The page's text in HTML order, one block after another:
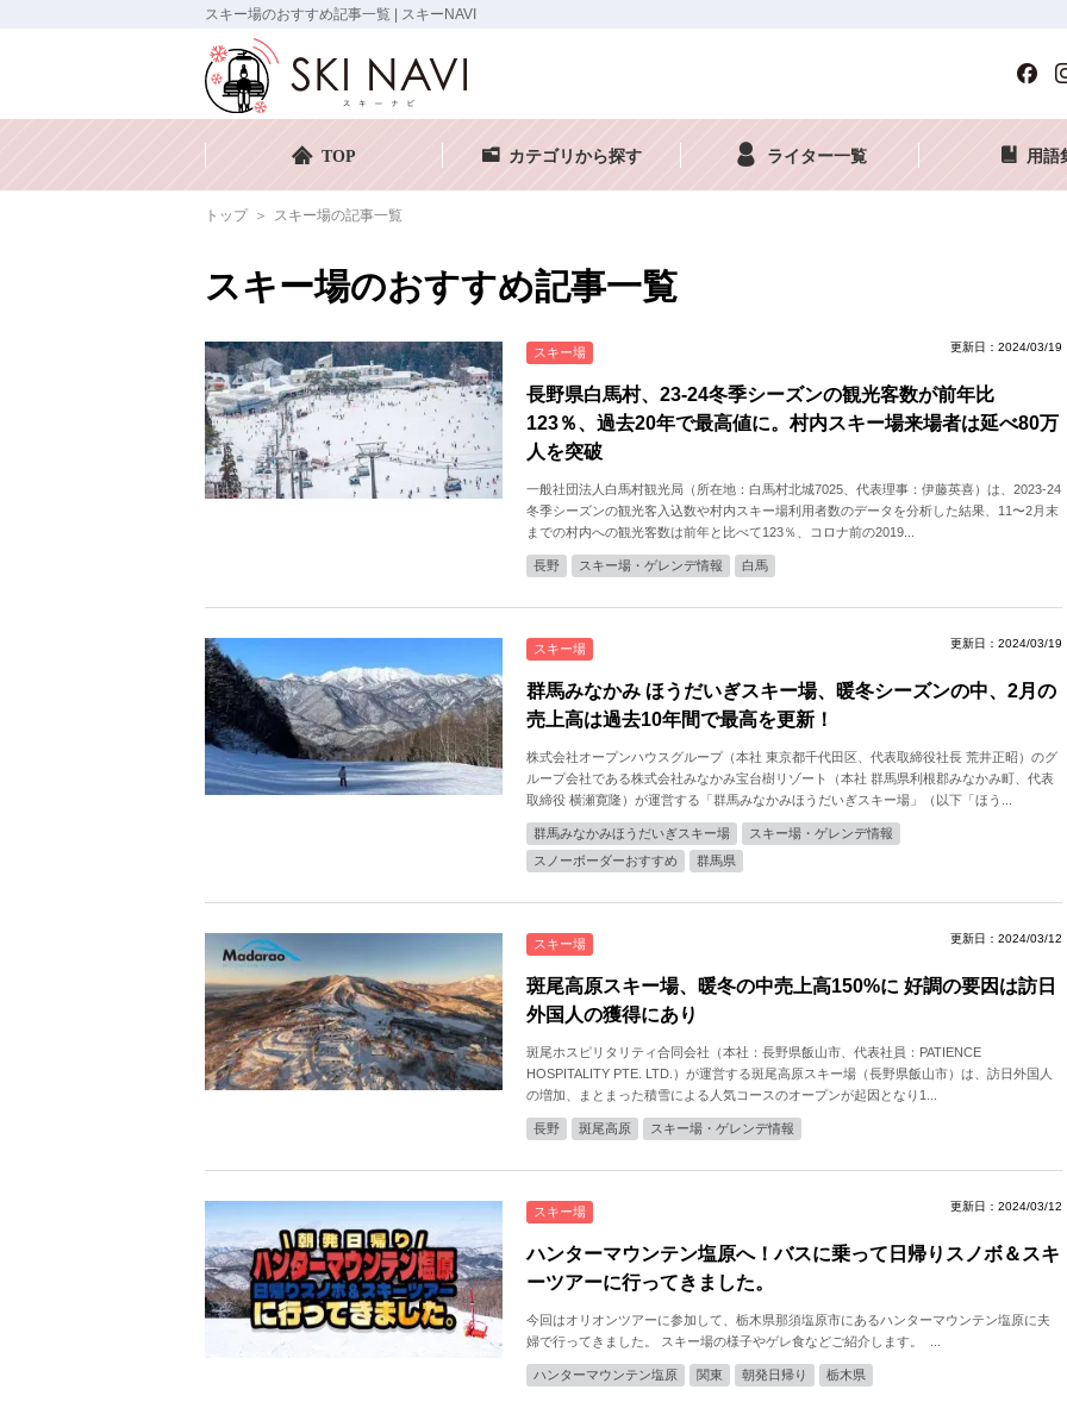
スキー場のおすすめ記事一覧 | スキーNAVI
TOP カテゴリから探す ライター一覧 用語
トップ スキー場の記事一覧
スキー場のおすすめ記事一覧
スキー場 更新日：2024/03/19
長野県白馬村、23-24冬季シーズンの観光客数が前年比
123％、過去20年で最高値に。村内スキー場来場者は延べ80万
人を突破
一般社団法人白馬村観光局（所在地：白馬村北城7025、代表理事：伊藤英喜）は、2023-24
冬季シーズンの観光客入込数や村内スキー場利用者数のデータを分析した結果、11〜2月末
までの村内への観光客数は前年と比べて123％、コロナ前の2019...
長野 スキー場・ゲレンデ情報 白馬
スキー場 更新日：2024/03/19
群馬みなかみ ほうだいぎスキー場、暖冬シーズンの中、2月の
売上高は過去10年間で最高を更新！
株式会社オープンハウスグループ（本社 東京都千代田区、代表取締役社長 荒井正昭）のグ
ループ会社である株式会社みなかみ宝台樹リゾート（本社 群馬県利根郡みなかみ町、代表
取締役 横瀬寛隆）が運営する「群馬みなかみほうだいぎスキー場」（以下「ほう...
群馬みなかみほうだいぎスキー場
スキー場・ゲレンデ情報
スノーボーダーおすすめ
群馬県
スキー場 更新日：2024/03/12
斑尾高原スキー場、暖冬の中売上高150%に 好調の要因は訪日
外国人の獲得にあり
斑尾ホスピリタリティ合同会社（本社：⻑野県飯⼭市、代表社員：PATIENCE
HOSPITALITY PTE. LTD.）が運営する斑尾⾼原スキー場（⻑野県飯⼭市）は、訪日外国人
の増加、まとまった積雪による人気コースのオープンが起因となり1...
長野 斑尾高原 スキー場・ゲレンデ情報
スキー場 更新日：2024/03/12
ハンターマウンテン塩原へ！バスに乗って日帰りスノボ＆スキ
ーツアーに行ってきました。
今回はオリオンツアーに参加して、栃木県那須塩原市にあるハンターマウンテン塩原に夫
婦で行ってきました。 スキー場の様子やゲレ食などご紹介します。 ...
ハンターマウンテン塩原 関東 朝発日帰り 栃木県